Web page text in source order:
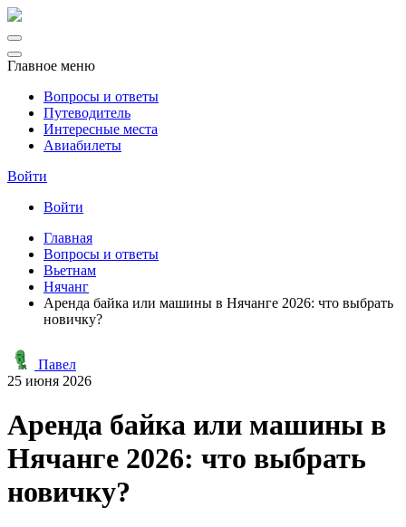
Главное меню
Вопросы и ответы
Путеводитель
Интересные места
Авиабилеты
Войти
Войти
Главная
Вопросы и ответы
Вьетнам
Нячанг
Аренда байка или машины в Нячанге 2026: что выбрать
новичку?
Павел
25 июня 2026
Аренда байка или машины в
Нячанге 2026: что выбрать
новичку?